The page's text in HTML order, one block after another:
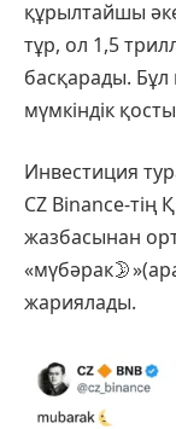
құрылтайшы
тұр, ол 1,5
басқарады.
мүмкіндік
Инвестиция
CZ Binance-тің
жазбасынан
жариялады.